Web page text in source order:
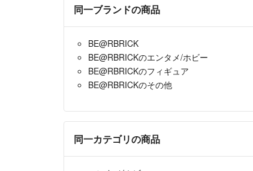
同一ブランドの商品
BE@RBRICK
BE@RBRICKのエンタメ/ホビー
BE@RBRICKのフィギュア
BE@RBRICKのその他
同一カテゴリの商品